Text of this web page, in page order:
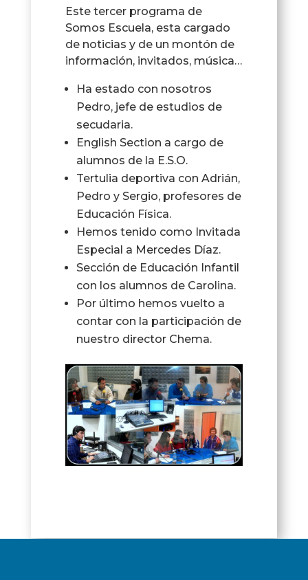
Este tercer programa de
Somos Escuela, esta cargado
de noticias y de un montón de
información, invitados, música…
Ha estado con nosotros
Pedro, jefe de estudios de
secudaria.
English Section a cargo de
alumnos de la E.S.O.
Tertulia deportiva con Adrián,
Pedro y Sergio, profesores de
Educación Física.
Hemos tenido como Invitada
Especial a Mercedes Díaz.
Sección de Educación Infantil
con los alumnos de Carolina.
Por último hemos vuelto a
contar con la participación de
nuestro director Chema.